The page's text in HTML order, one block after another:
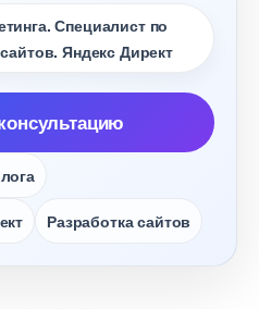
Специалист по
Яндекс Директ
Разработка сайто